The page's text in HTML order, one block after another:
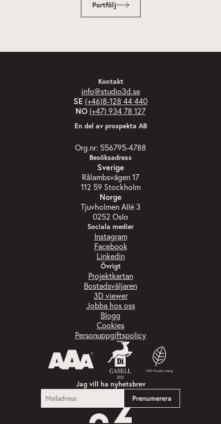
Portfölj
Kontakt
info@studio3d.se
SE (+46)8-128 44 440
NO (+47) 934 78 127
En del av prospekta AB
Org.nr: 556795-4788
Besöksadress
Sverige
Rålambsvägen 17
112 59 Stockholm
Norge
Tjuvholmen Allé 3
0252 Oslo
Sociala medier
Instagram
Facebook
Linkedin
Övrigt
Projektkartan
Bostadsväljaren
3D viewer
Jobba hos oss
Blogg
Cookies
Personuppgiftspolicy
Jag vill ha nyhetsbrev